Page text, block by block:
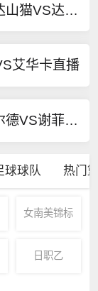
明尼苏达山猫VS达拉斯飞翼直播
艾华卡直播
曼斯菲尔德VS谢菲尔德联直播
球球队 热门
女南美锦标
日职乙